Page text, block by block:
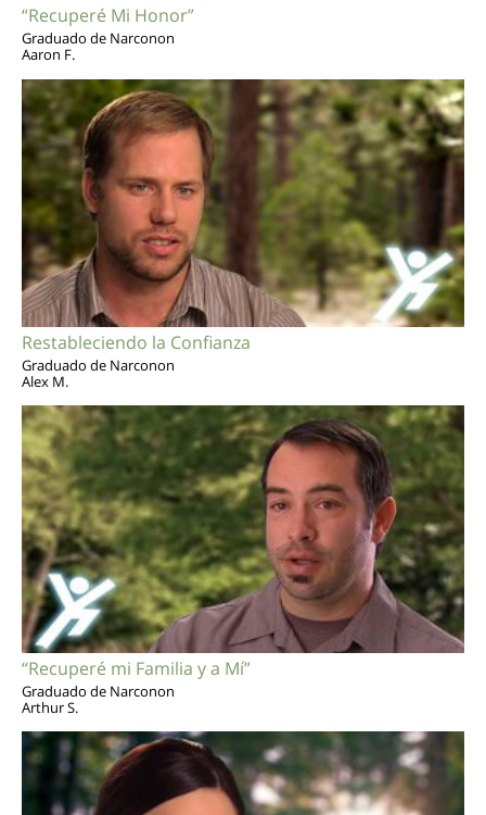
“Recuperé Mi Honor”
Graduado de Narconon
Aaron F.
Restableciendo la Confianza
Graduado de Narconon
Alex M.
“Recuperé mi Familia y a Mí”
Graduado de Narconon
Arthur S.